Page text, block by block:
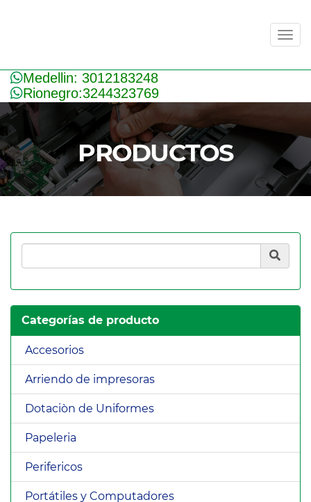
Medellin: 3012183248
Rionegro:3244323769
PRODUCTOS
Product Search
Categorías de producto
Accesorios
Arriendo de impresoras
Dotaciòn de Uniformes
Papeleria
Perifericos
Portátiles y Computadores